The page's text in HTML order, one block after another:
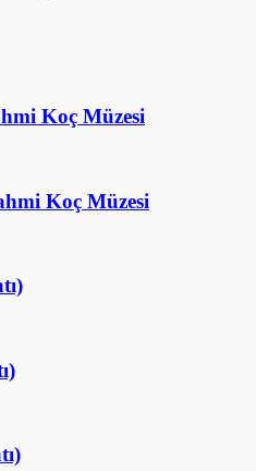
Koç Müzesi
Koç Müzesi